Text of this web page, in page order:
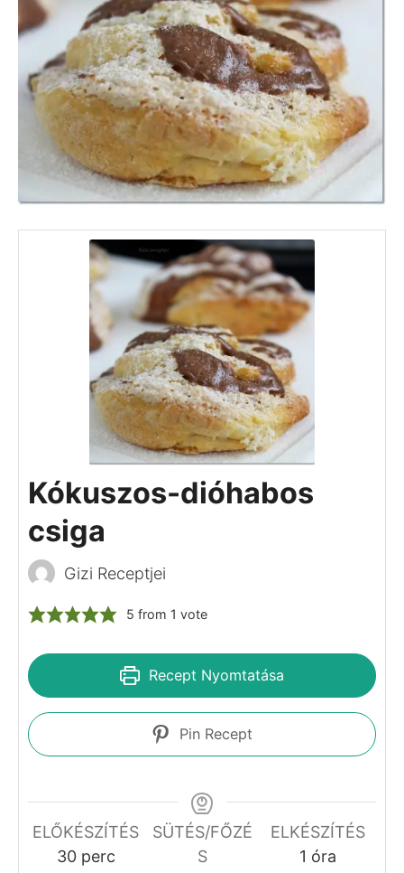
Kókuszos-dióhabos
csiga
Gizi Receptjei
5 from 1 vote
Recept Nyomtatása
Pin Recept
ELŐKÉSZÍTÉS
30perc
perc
SÜTÉS/FŐZÉ
S
ELKÉSZÍTÉS
1 óra
óra